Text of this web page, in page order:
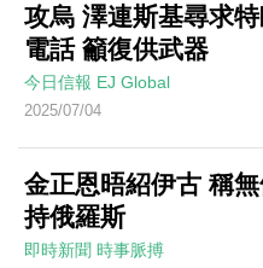
攻烏 澤連斯基尋求
電話 籲復供武器
今日信報 EJ Global
2025/07/04
金正恩晤紹伊古 稱
持俄羅斯
即時新聞 時事脈搏